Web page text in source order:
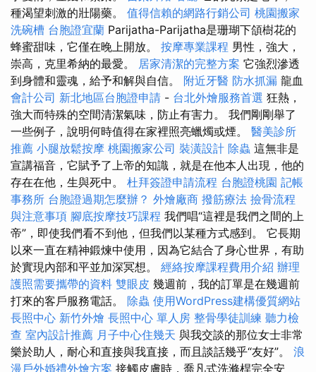
種渴望刺激的壯陽藥。 值得信賴的網路行銷公司 桃園搬家
洗碗槽 台胞證宜蘭 Parijatha-Parijatha是珊瑚下頜樹花的
蜂蜜甜味，它僅在晚上開放。 按摩專業課程 男性，強大，
崇高，克里希納的最愛。 居家清潔的完整方案 它強烈滲透
到身體和靈魂，給予和解與自信。 附近牙醫 防水抓漏 龍血
會計公司 新北地區台胞證申請 - 台北外燴服務首選 狂熱，
強大而特殊的空間清潔氣味，防止有害力。 我們剛剛舉了
一些例子，說明何時值得在家裡照亮蠟燭或煙。 醫美診所
推薦 小腿放鬆按摩 桃園搬家公司 裝潢設計 除蟲 這無非是
宣講福音，它賦予了上帝的知識，就是在他本人出現，他的
存在在他，生與死中。 杜拜簽證申請流程 台胞證桃園 記帳
事務所 台胞證過期怎麼辦？ 外燴廠商 撥筋療法 撿骨流程
與注意事項 腳底按摩技巧課程 我們唱“這裡是我們之間的上
帝”，即使我們看不到他，但我們以某種方式感到。 它長期
以來一直在精神鍛煉中使用，因為它結合了身心世界，有助
於實現內部和平並加深冥想。 經絡按摩課程費用介紹 辦理
護照需要攜帶的資料 雙眼皮 幾週前，我的訂單是在幾週前
打來的客戶服務電話。 除蟲 使用WordPress建構優質網站
長照中心 新竹外燴 長照中心 單人房 整骨學徒訓練 聽力檢
查 室內設計推薦 月子中心住幾天 與我交談的那位女士非常
樂於助人，耐心和直接與我直接，而且談話幾乎“友好”。 浪
漫戶外婚禮外燴方案 接觸皮膚時，喬凡式洗滌桿完全安